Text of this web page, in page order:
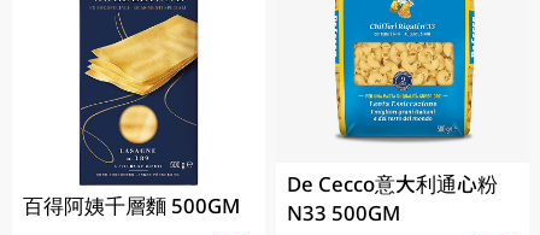
百得阿姨千層麵 500GM
De Cecco意大利通心粉
N33 500GM